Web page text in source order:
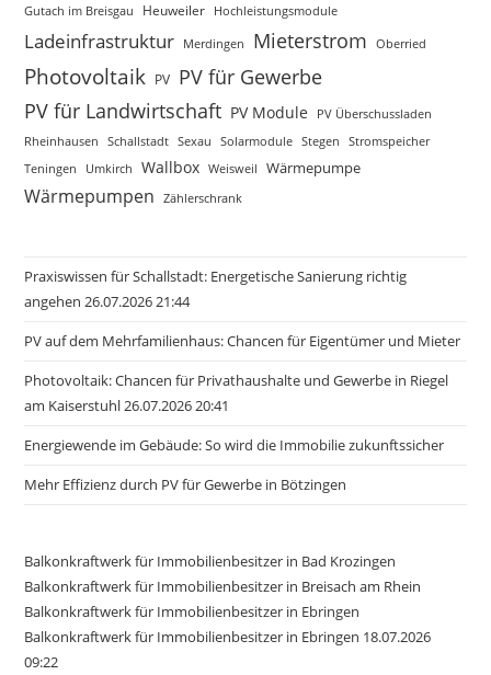
Gutach im Breisgau
Heuweiler Hochleistungsmodule
Ladeinfrastruktur Merdingen Mieterstrom Oberried
Photovoltaik PV PV für Gewerbe
PV für Landwirtschaft PV Module
PV Überschussladen
Rheinhausen
Schallstadt Sexau Solarmodule Stegen
Stromspeicher
Teningen
Umkirch Wallbox Weisweil Wärmepumpe
Wärmepumpen Zählerschrank
Praxiswissen für Schallstadt: Energetische Sanierung richtig
angehen 26.07.2026 21:44
PV auf dem Mehrfamilienhaus: Chancen für Eigentümer und Mieter
Photovoltaik: Chancen für Privathaushalte und Gewerbe in Riegel
am Kaiserstuhl 26.07.2026 20:41
Energiewende im Gebäude: So wird die Immobilie zukunftssicher
Mehr Effizienz durch PV für Gewerbe in Bötzingen
Balkonkraftwerk für Immobilienbesitzer in Bad Krozingen
Balkonkraftwerk für Immobilienbesitzer in Breisach am Rhein
Balkonkraftwerk für Immobilienbesitzer in Ebringen
Balkonkraftwerk für Immobilienbesitzer in Ebringen 18.07.2026
09:22